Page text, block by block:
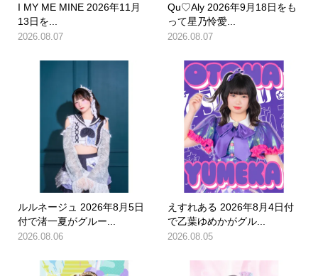
I MY ME MINE 2026年11月
13日を...
2026.08.07
Qu♡Aly 2026年9月18日をも
って星乃怜愛...
2026.08.07
ルルネージュ 2026年8月5日
付で渚一夏がグルー...
2026.08.06
えすれある 2026年8月4日付
で乙葉ゆめかがグル...
2026.08.05